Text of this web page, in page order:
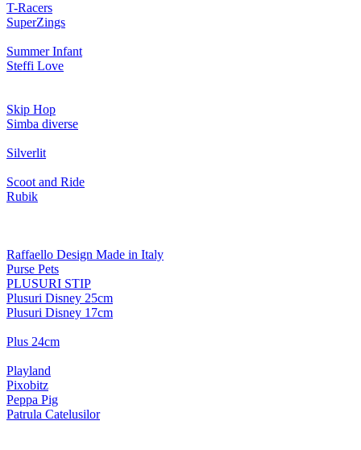
T-Racers
SuperZings
Summer Infant
Steffi Love
Skip Hop
Simba diverse
Silverlit
Scoot and Ride
Rubik
Raffaello Design Made in Italy
Purse Pets
PLUSURI STIP
Plusuri Disney 25cm
Plusuri Disney 17cm
Plus 24cm
Playland
Pixobitz
Peppa Pig
Patrula Catelusilor